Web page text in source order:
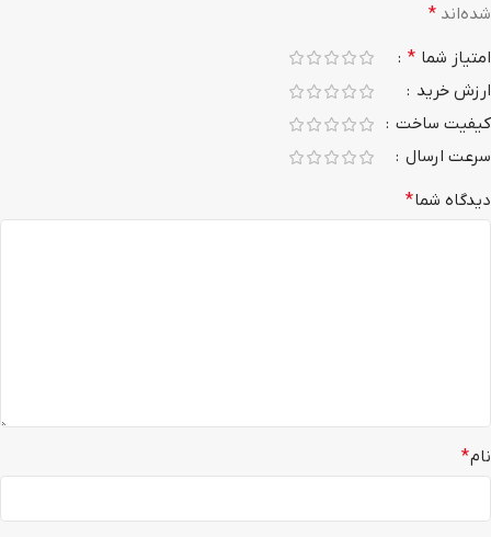
شده‌اند *
امتیاز شما *
ارزش خرید
کیفیت ساخت
سرعت ارسال
دیدگاه شما*
نام*